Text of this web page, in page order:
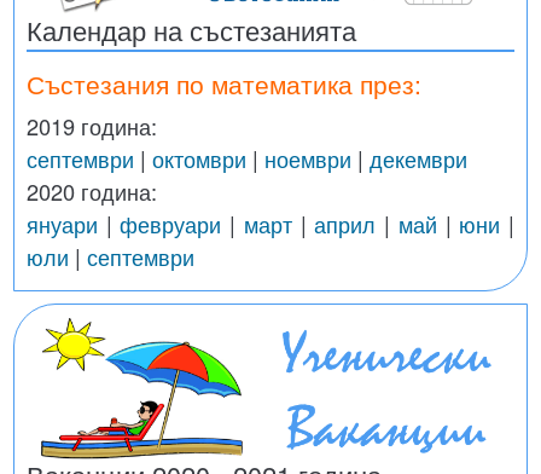
Календар на състезанията
Състезания по математика през:
2019 година:
септември | октомври | ноември | декември
2020 година:
януари |февруари | март|април | май | юни |
юли | септември